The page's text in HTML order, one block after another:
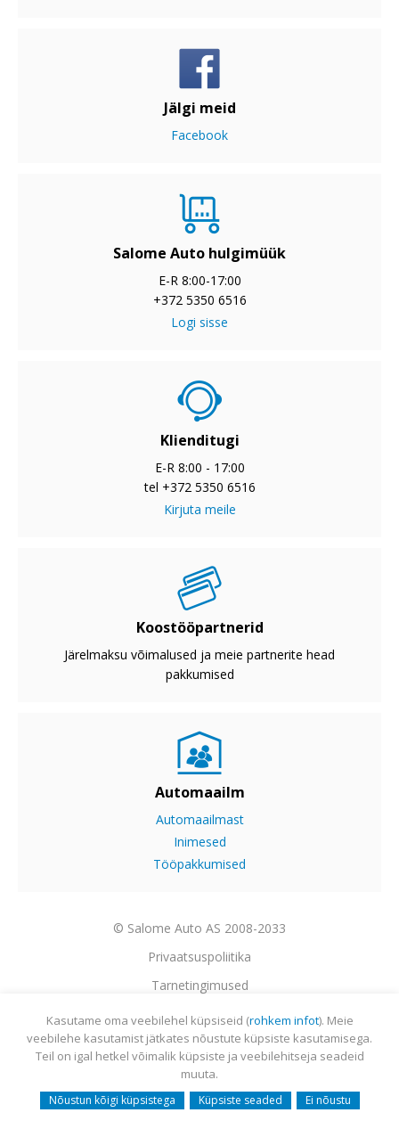
Jälgi meid
Facebook
Salome Auto hulgimüük
E-R 8:00-17:00
+372 5350 6516
Logi sisse
Klienditugi
E-R 8:00 - 17:00
tel +372 5350 6516
Kirjuta meile
Koostööpartnerid
Järelmaksu võimalused ja meie partnerite head
pakkumised
Automaailm
Automaailmast
Inimesed
Tööpakkumised
© Salome Auto AS 2008-2033
Privaatsuspoliitika
Tarnetingimused
Garantii
Utiliseerimine
Sisukaart
Webmail
Kasutame oma veebilehel küpsiseid (rohkem infot). Meie
veebilehe kasutamist jätkates nõustute küpsiste kasutamisega.
Teil on igal hetkel võimalik küpsiste ja veebilehitseja seadeid
muuta.
Nõustun kõigi küpsistega Küpsiste seaded Ei nõustu